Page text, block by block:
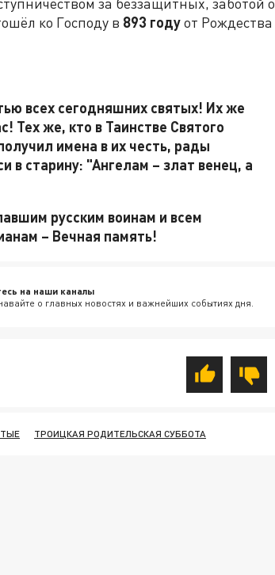
ко Господу в 893 годуот Рождества
всех сегодняшних святых! Их же
Тех же, кто в Таинстве Святого
имена в их честь, рады
в старину: "Ангелам – злат венец, а
русским воинам и всем
– Вечная память!
на наши каналы
о главных новостях и важнейших событиях дня.
ТРОИЦКАЯ РОДИТЕЛЬСКАЯ СУББОТА